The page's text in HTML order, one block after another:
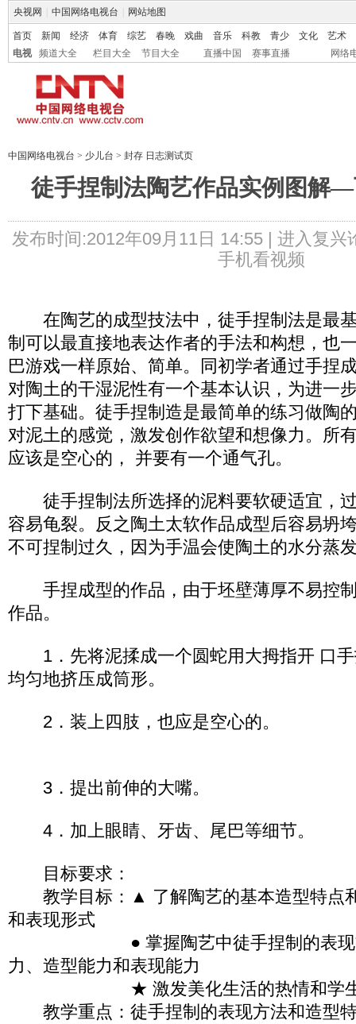
央视网 中国网络电视台 网站地图
首页 新闻 经济 体育 综艺 春晚 戏曲 音乐 科教 青少 文化
艺术
电视
频道大全 栏目大全 节目大全 直播中国 赛事直播 网络
中国网络电视台 > 少儿台 > 封存 日志测试页
徒手捏制法陶艺作品实例图解
发布时间:2012年09月11日 14:55 | 进入复兴
手机看视频
在陶艺的成型技法中，徒手捏制法是最
制可以最直接地表达作者的手法和构想，也
巴游戏一样原始、简单。同初学者通过手捏
对陶土的干湿泥性有一个基本认识，为进一
打下基础。徒手捏制造是最简单的练习做陶
对泥土的感觉，激发创作欲望和想像力。所
应该是空心的， 并要有一个通气孔。
徒手捏制法所选择的泥料要软硬适宜，
容易龟裂。反之陶土太软作品成型后容易坍
不可捏制过久，因为手温会使陶土的水分蒸
手捏成型的作品，由于坯壁薄厚不易控
作品。
1．先将泥揉成一个圆蛇用大拇指开 口手
均匀地挤压成筒形。
2．装上四肢，也应是空心的。
3．提出前伸的大嘴。
4．加上眼睛、牙齿、尾巴等细节。
目标要求：
教学目标：▲ 了解陶艺的基本造型特点
和表现形式
● 掌握陶艺中徒手捏制的表现方
力、造型能力和表现能力
★ 激发美化生活的热情和学生
教学重点：徒手捏制的表现方法和造型